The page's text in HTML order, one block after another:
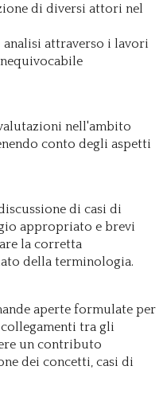
di diversi attori nel
attraverso i lavori
nell'ambito
conto degli aspetti
di casi di
appropriato e brevi
la corretta
della terminologia.
aperte formulate per
tra gli
un contributo
dei concetti, casi di